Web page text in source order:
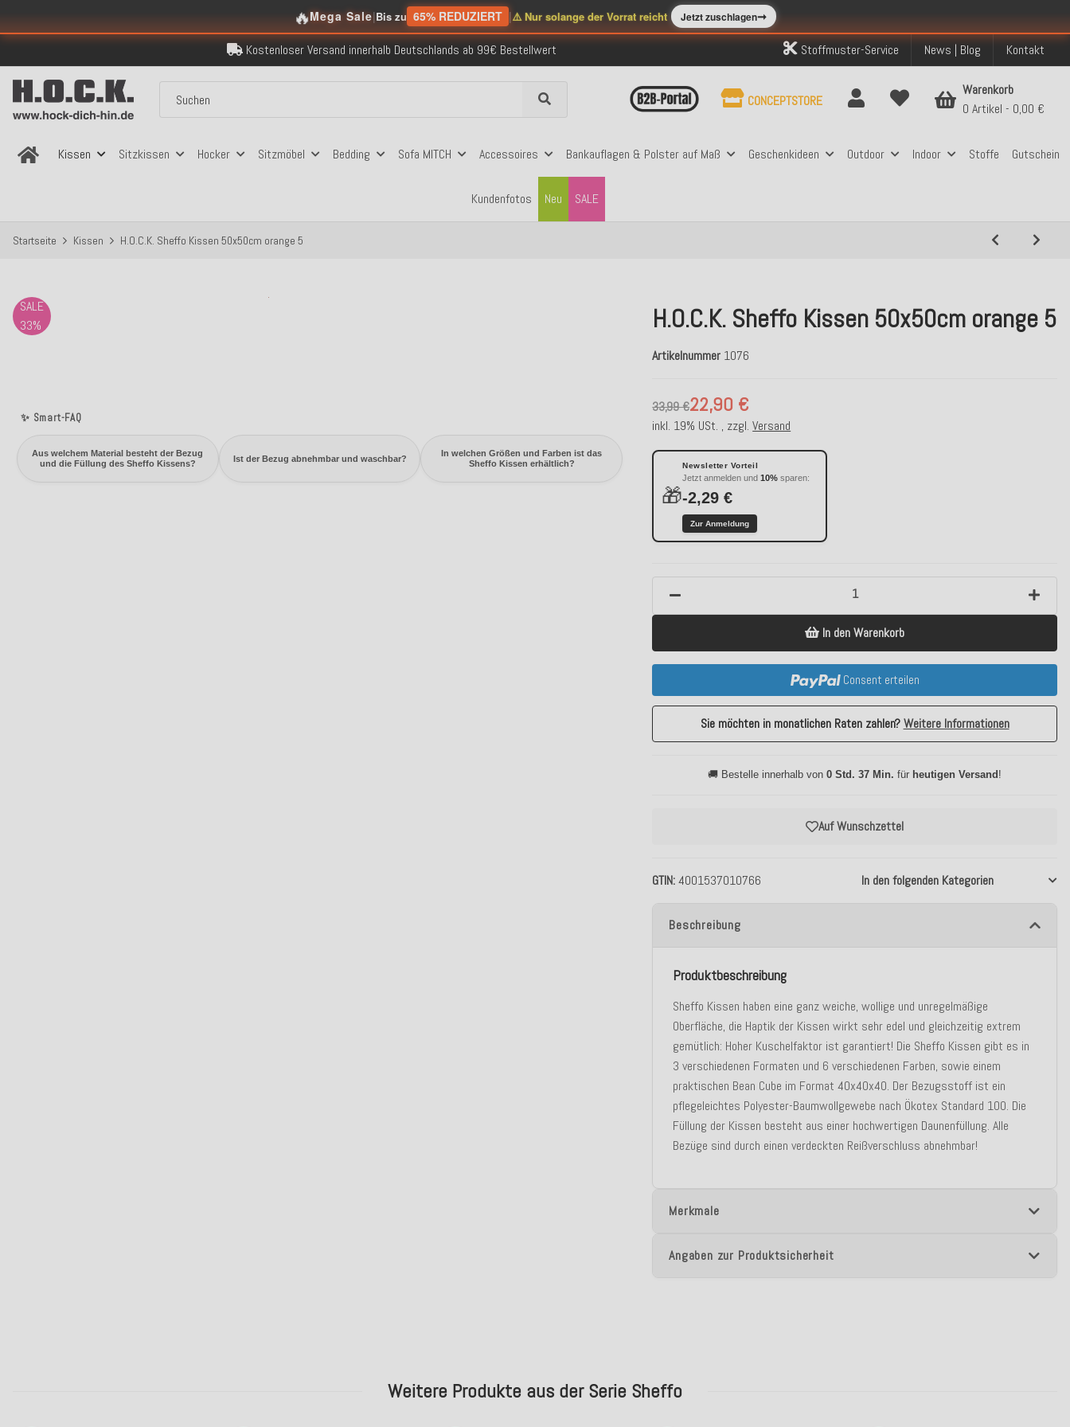
🔥Mega Sale|Bis zu 65% REDUZIERT |⚠️ Nur solange der Vorrat reicht Jetzt zuschlagen➞
Kostenloser Versand innerhalb Deutschlands ab 99€ Bestellwert
Über 120.000 erfolgreich versendete Bestellungen
Sicher bezahlen mit Klarna, PayPal & Amazon Pay
Stoffmuster-Service News | Blog Kontakt
Kissen Sitzkissen Hocker Sitzmöbel Bedding Sofa MITCH Accessoires Bankauflagen & Polster auf Maß Geschenkideen Outdoor Indoor Stoffe Gutschein
Kundenfotos SALE
Neu
CONCEPTSTORE
Warenkorb
0 Artikel
0,00 €
Startseite Kissen H.O.C.K. Sheffo Kissen 50x50cm orange 5
SALE
33%
✨ Smart-FAQ
Aus welchem Material besteht der Bezug
und die Füllung des Sheffo Kissens?
Ist der Bezug abnehmbar und waschbar?
In welchen Größen und Farben ist das
Sheffo Kissen erhältlich?
H.O.C.K. Sheffo Kissen 50x50cm orange 5
Artikelnummer 1076
GTIN 4001537010766 In den folgenden Kategorien
22,90 €
33,99 €
inkl. 19% USt. , zzgl.Versand
🎁
Newsletter Vorteil
Jetzt anmelden und10% sparen:
-2,29 €
Zur Anmeldung
Auf Wunschzettel
In den Warenkorb
Consent erteilen
Sie möchten in monatlichen Raten zahlen?Weitere Informationen
🚚 Bestelle innerhalb von0 Std. 37 Min. für heutigen Versand !
Beschreibung
Produktbeschreibung
Sheffo Kissen haben eine ganz weiche, wollige und unregelmäßige
Oberfläche, die Haptik der Kissen wirkt sehr edel und gleichzeitig extrem
gemütlich: Hoher Kuschelfaktor ist garantiert! Die Sheffo Kissen gibt es in
3 verschiedenen Formaten und 6 verschiedenen Farben, sowie einem
praktischen Bean Cube im Format 40x40x40. Der Bezugsstoff ist ein
pflegeleichtes Polyester-Baumwollgewebe nach Ökotex Standard 100. Die
Füllung der Kissen besteht aus einer hochwertigen Daunenfüllung. Alle
Bezüge sind durch einen verdeckten Reißverschluss abnehmbar!
Merkmale
Angaben zur Produktsicherheit
Weitere Produkte aus der Serie Sheffo